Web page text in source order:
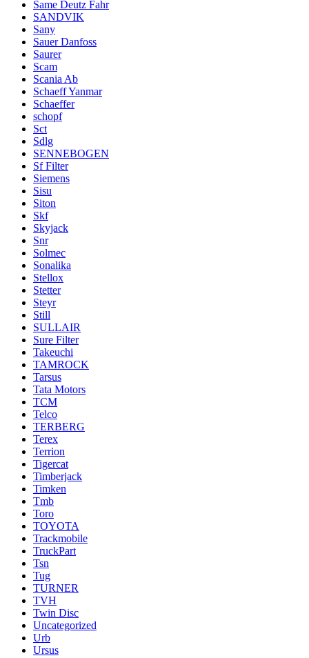
Same Deutz Fahr
SANDVIK
Sany
Sauer Danfoss
Saurer
Scam
Scania Ab
Schaeff Yanmar
Schaeffer
schopf
Sct
Sdlg
SENNEBOGEN
Sf Filter
Siemens
Sisu
Siton
Skf
Skyjack
Snr
Solmec
Sonalika
Stellox
Stetter
Steyr
Still
SULLAIR
Sure Filter
Takeuchi
TAMROCK
Tarsus
Tata Motors
TCM
Telco
TERBERG
Terex
Terrion
Tigercat
Timberjack
Timken
Tmb
Toro
TOYOTA
Trackmobile
TruckPart
Tsn
Tug
TURNER
TVH
Twin Disc
Uncategorized
Urb
Ursus